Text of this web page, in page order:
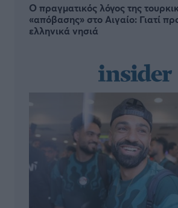
Ο πραγματικός λόγος της
«απόβασης» στο Αιγαίο: Γιατί
ελληνικά νησιά